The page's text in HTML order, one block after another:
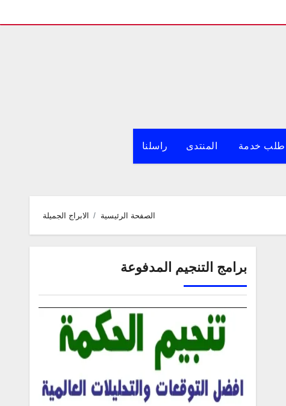
اطلب خدمة المنتدى راسلنا
الصفحة الرئيسية الابراج الجميلة
برامج التنجيم المدفوعة